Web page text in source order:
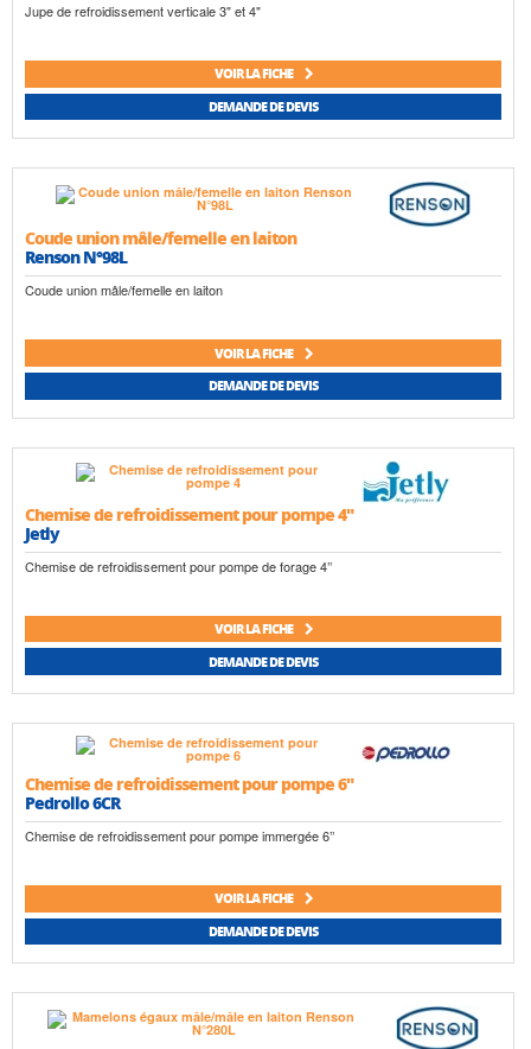
Jupe de refroidissement verticale 3" et 4"
VOIR LA FICHE
DEMANDE DE DEVIS
Coude union mâle/femelle en laiton
Renson N°98L
Coude union mâle/femelle en laiton
VOIR LA FICHE
DEMANDE DE DEVIS
Chemise de refroidissement pour pompe 4"
Jetly
Chemise de refroidissement pour pompe de forage 4’’
VOIR LA FICHE
DEMANDE DE DEVIS
Chemise de refroidissement pour pompe 6"
Pedrollo 6CR
Chemise de refroidissement pour pompe immergée 6’’
VOIR LA FICHE
DEMANDE DE DEVIS